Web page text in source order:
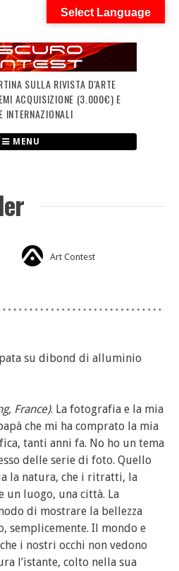
SULLA RIVISTA D'ARTE
ACQUISIZIONE (3.000€) E
INTERNAZIONALI
MENU
Art Contest
su dibond di alluminio
France). La fotografia e la mia
che mi ha comprato la mia
tanti anni fa. No ho un tema
delle serie di foto. Quello
la natura, che i ritratti, la
luogo, una città. La
di mostrare la bellezza
semplicemente. Il mondo e
i nostri occhi non vedono
l’istante, colto nella sua
Select Language